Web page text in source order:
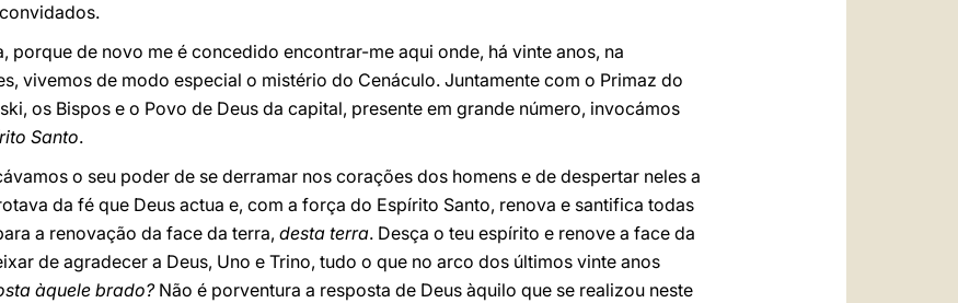
porque de novo me é concedido encontrar-me aqui onde, há vinte anos, na
vivemos de modo especial o mistério do Cenáculo. Juntamente com o Primaz do
os Bispos e o Povo de Deus da capital, presente em grande número, invocámos
Santo.
o seu poder de se derramar nos corações dos homens e de despertar neles a
da fé que Deus actua e, com a força do Espírito Santo, renova e santifica todas
a renovação da face da terra, desta terra. Desça o teu espírito e renove a face da
de agradecer a Deus, Uno e Trino, tudo o que no arco dos últimos vinte anos
àquele brado?Não é porventura a resposta de Deus àquilo que se realizou neste